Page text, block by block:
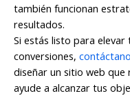
también funcionan
resultados.
Si estás listo para
conversiones,
diseñar un sitio web
ayude a alcanzar tus